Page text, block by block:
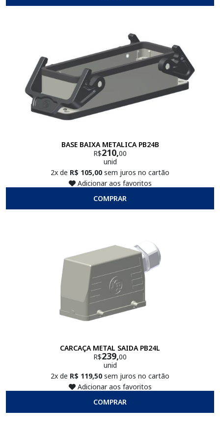
BASE BAIXA METALICA PB24B
R$210,00
unid
2x de R$ 105,00 sem juros no cartão
Adicionar aos favoritos
COMPRAR
CARCAÇA METAL SAIDA PB24L
R$239,00
unid
2x de R$ 119,50 sem juros no cartão
Adicionar aos favoritos
COMPRAR